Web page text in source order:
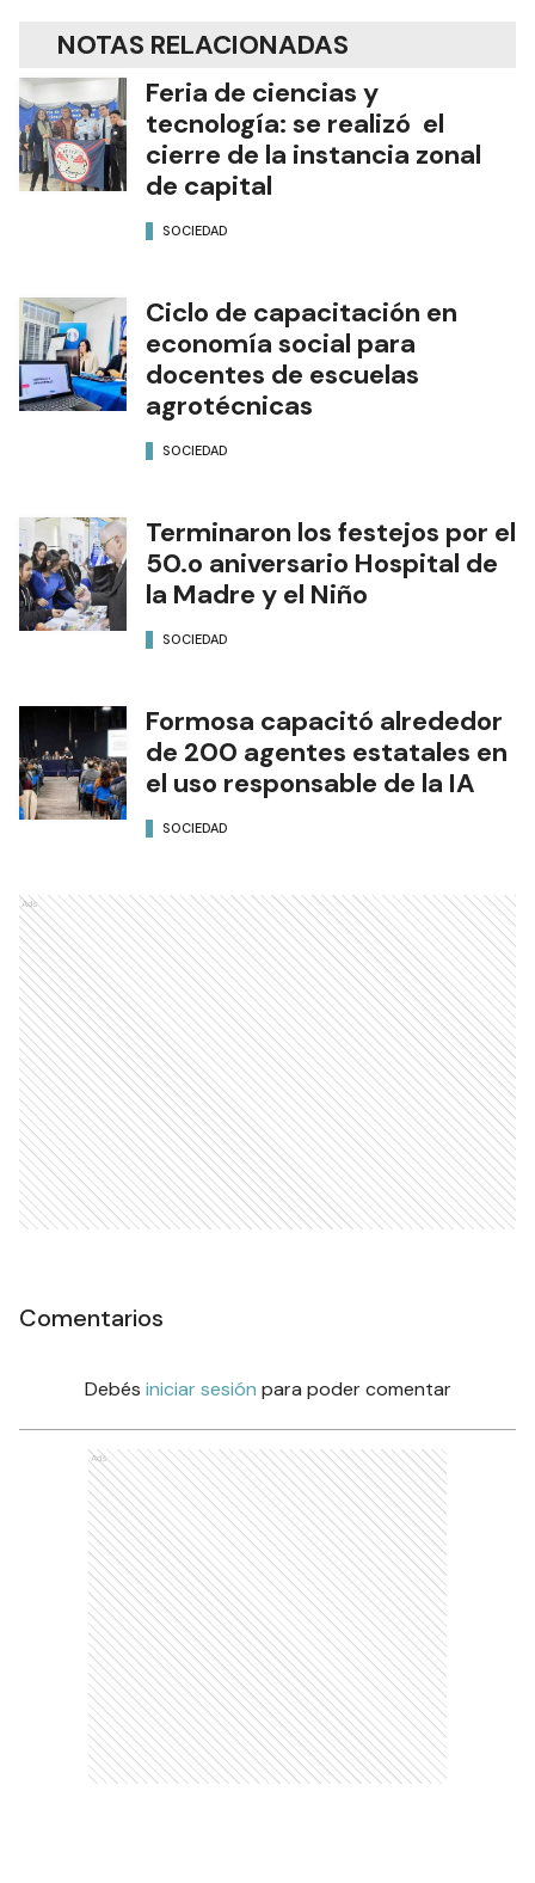
NOTAS RELACIONADAS
Feria de ciencias y
tecnología: se realizó el
cierre de la instancia zonal
de capital
SOCIEDAD
Ciclo de capacitación en
economía social para
docentes de escuelas
agrotécnicas
SOCIEDAD
Terminaron los festejos por el
50.o aniversario Hospital de
la Madre y el Niño
SOCIEDAD
Formosa capacitó alrededor
de 200 agentes estatales en
el uso responsable de la IA
SOCIEDAD
Ads
Comentarios
Debés iniciar sesión para poder comentar
Ads